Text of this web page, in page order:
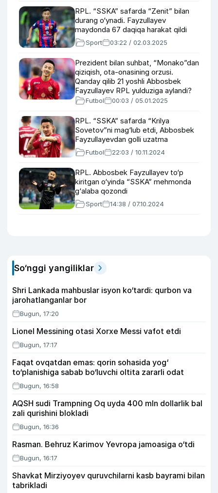
RPL. “SSKA” safarda “Zenit” bilan
durang o‘ynadi. Fayzullayev
maydonda 67 daqiqa harakat qildi
Sport 03:22 / 02.03.2025
Prezident bilan suhbat, “Monako”dan
qiziqish, ota-onasining orzusi.
Qanday qilib 21 yoshli Abbosbek
Fayzullayev RPL yulduziga aylandi?
Futbol 00:03 / 05.01.2025
RPL. “SSKA” safarda “Krilya
Sovetov”ni mag‘lub etdi, Abbosbek
Fayzullayevdan golli uzatma
Futbol 22:03 / 10.11.2024
RPL. Abbosbek Fayzullayev to‘p
kiritgan o‘yinda “SSKA” mehmonda
g‘alaba qozondi
Sport 14:38 / 07.10.2024
So‘nggi yangiliklar
Shri Lankada mahbuslar isyon ko‘tardi: qurbon va
jarohatlanganlar bor
Bugun, 17:20
Lionel Messining otasi Xorxe Messi vafot etdi
Bugun, 17:17
Faqat ovqatdan emas: qorin sohasida yog‘
to‘planishiga sabab bo‘luvchi oltita zararli odat
Bugun, 16:58
AQSH sudi Trampning Oq uyda 400 mln dollarlik bal
zali qurishini blokladi
Bugun, 16:36
Rasman. Behruz Karimov Yevropa jamoasiga o‘tdi
Bugun, 16:17
Shavkat Mirziyoyev quruvchilarni kasb bayrami bilan
tabrikladi